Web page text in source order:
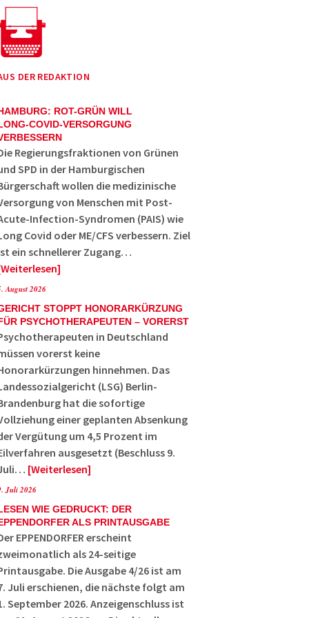
DER REDAKTION
ROT-GRÜN WILL
COVID-VERSORGUNG
Regierungsfraktionen von Grünen
SPD in der Hamburgischen
wollen die medizinische
von Menschen mit Post-
Infection-Syndromen (PAIS) wie
Covid oder ME/CFS verbessern. Ziel
ein schnellerer Zugang…
Weiterlesen
August 2026
STOPPT HONORARKÜRZUNG
PSYCHOTHERAPEUTEN – VORERST
in Deutschland
vorerst keine
hinnehmen. Das
(LSG) Berlin-
hat die sofortige
einer geplanten Absenkung
Vergütung um 4,5 Prozent im
ausgesetzt (Beschluss 9.
Weiterlesen
Juli 2026
WIE GEDRUCKT: DER
ALS PRINTAUSGABE
EPPENDORFER erscheint
als 24-seitige
Die Ausgabe 4/26 ist am
Juli erschienen, die nächste folgt am
September 2026. Anzeigenschluss ist